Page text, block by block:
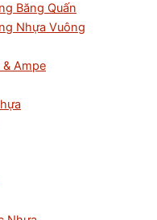
Băng Quấn
Nhựa Vuông
Ampe